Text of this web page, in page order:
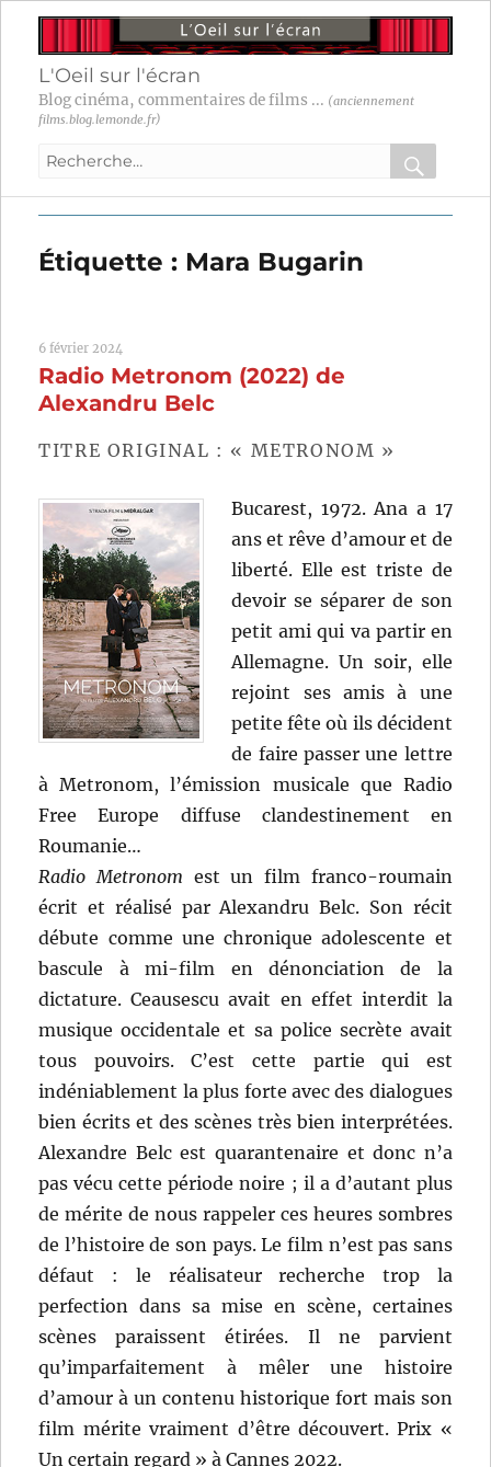
L'Oeil sur l'écran
Blog cinéma, commentaires de films ... (anciennement
films.blog.lemonde.fr)
Recherche
:
OK
Étiquette : Mara Bugarin
6 février 2024
Radio Metronom (2022) de
Alexandru Belc
TITRE ORIGINAL : « METRONOM »
Bucarest, 1972. Ana a 17
ans et rêve d’amour et de
liberté. Elle est triste de
devoir se séparer de son
petit ami qui va partir en
Allemagne. Un soir, elle
rejoint ses amis à une
petite fête où ils décident
de faire passer une lettre
à Metronom, l’émission musicale que Radio
Free Europe diffuse clandestinement en
Roumanie…
RadioMetronom est un film franco-roumain
écrit et réalisé par Alexandru Belc. Son récit
débute comme une chronique adolescente et
bascule à mi-film en dénonciation de la
dictature. Ceausescu avait en effet interdit la
musique occidentale et sa police secrète avait
tous pouvoirs. C’est cette partie qui est
indéniablement la plus forte avec des dialogues
bien écrits et des scènes très bien interprétées.
Alexandre Belc est quarantenaire et donc n’a
pas vécu cette période noire ; il a d’autant plus
de mérite de nous rappeler ces heures sombres
de l’histoire de son pays. Le film n’est pas sans
défaut : le réalisateur recherche trop la
perfection dans sa mise en scène, certaines
scènes paraissent étirées. Il ne parvient
qu’imparfaitement à mêler une histoire
d’amour à un contenu historique fort mais son
film mérite vraiment d’être découvert. Prix «
Un certain regard » à Cannes 2022.